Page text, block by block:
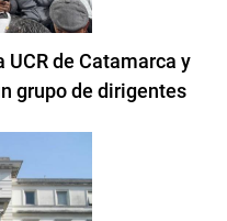
UCR de Catamarca y
grupo de dirigentes